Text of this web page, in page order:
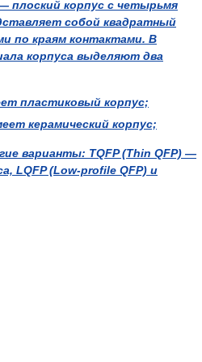
плоский корпус с четырьмя
собой квадратный
по краям контактами. В
корпуса выделяют два
пластиковый корпус;
керамический корпус;
варианты: TQFP(Thin QFP) —
LQFP(Low-profile QFP) и